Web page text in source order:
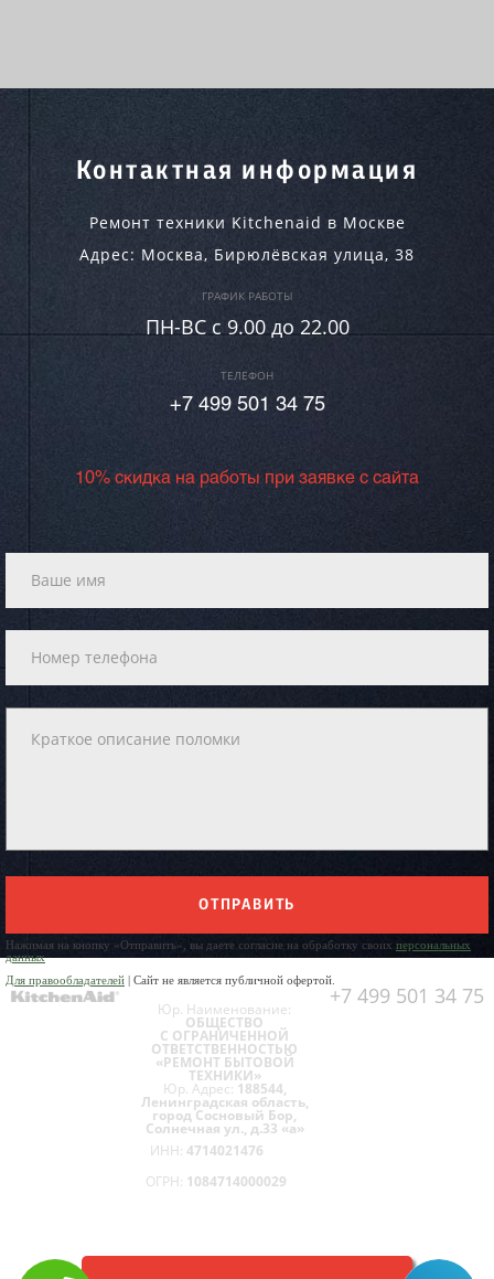
Контактная информация
Ремонт техники Kitchenaid в Москве
Адрес: Москва, Бирюлёвская улица, 38
ГРАФИК РАБОТЫ
ПН-ВC c 9.00 до 22.00
ТЕЛЕФОН
+7 499 501 34 75
10% скидка на работы при заявке с сайта
ОТПРАВИТЬ
Нажимая на кнопку «Отправить», вы даете согласие на обработку своих персональных
данных
Для правообладателей | Сайт не является публичной офертой.
+7 499 501 34 75
Юр. Наименование:
ОБЩЕСТВО
С ОГРАНИЧЕННОЙ
ОТВЕТСТВЕННОСТЬЮ
«РЕМОНТ БЫТОВОЙ
ТЕХНИКИ»
Юр. Адрес: 188544,
Ленинградская область,
город Сосновый Бор,
Солнечная ул., д.33 «а»
ИНН: 4714021476
ОГРН: 1084714000029